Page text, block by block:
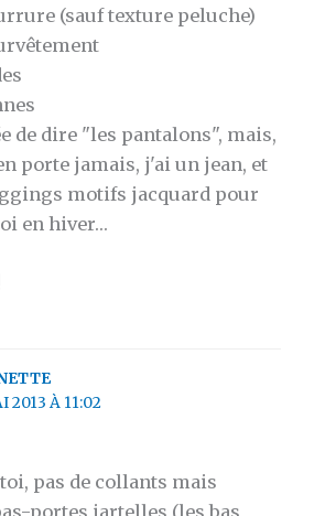
(sauf texture peluche)
de dire "les pantalons", mais,
porte jamais, j'ai un jean, et
motifs jacquard pour
en hiver…
2013 À 11:02
pas de collants mais